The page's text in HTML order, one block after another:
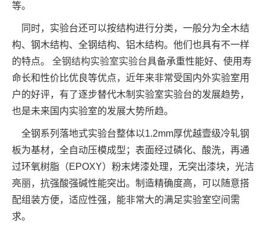
等。
同时，实验台还可以按结构进行分类，一般分为全木结
构、钢木结构、全钢结构、铝木结构。他们也具有不一样
的特点。 全钢结构实验室实验台具备承重性能好、使用寿
命长和性价比优良等优点，近年来非常受国内外实验室用
户的好评，有了逐步替代木制实验室实验台的发展趋势，
也是未来国内实验室的发展大势所趋。
全钢系列落地式实验台整体以1.2mm厚优越壹级冷轧钢
板为基材，全自动压模成型；表面经过磷化、酸洗，再通
过环氧树脂（EPOXY）粉末烤漆处理，无突出漆块，光洁
亮丽，抗强酸强碱性能突出。制造精确度高，可以随意搭
配组装方便，适应性强，能非常大的满足实验室空间需
求。